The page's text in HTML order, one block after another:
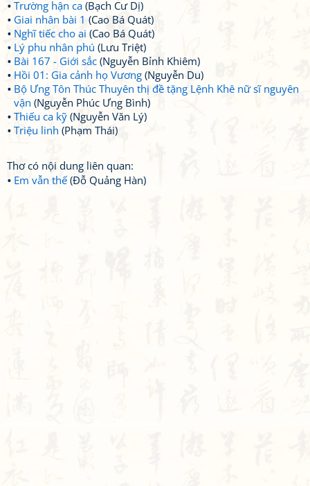
Trường hận ca (Bạch Cư Dị)
Giai nhân bài 1 (Cao Bá Quát)
Nghĩ tiếc cho ai (Cao Bá Quát)
Lý phu nhân phú (Lưu Triệt)
Bài 167 - Giới sắc (Nguyễn Bỉnh Khiêm)
Hồi 01: Gia cảnh họ Vương (Nguyễn Du)
Bộ Ưng Tôn Thúc Thuyên thị đề tặng Lệnh Khê nữ sĩ nguyên
vận (Nguyễn Phúc Ưng Bình)
Thiếu ca kỹ (Nguyễn Văn Lý)
Triệu linh (Phạm Thái)
Thơ có nội dung liên quan:
Em vẫn thế (Đỗ Quảng Hàn)